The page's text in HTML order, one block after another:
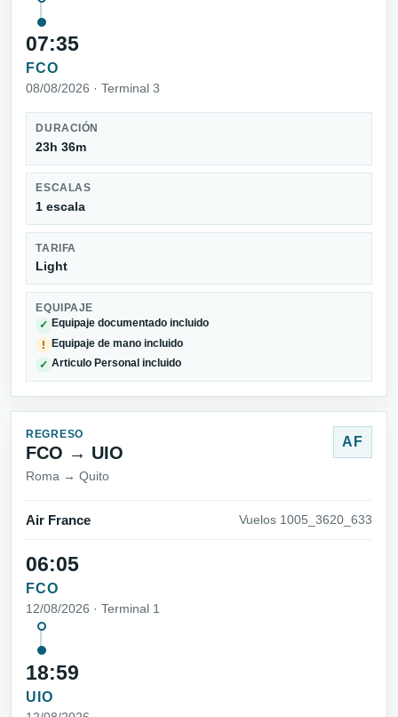
07:35
FCO
08/08/2026 · Terminal 3
DURACIÓN
23h 36m
ESCALAS
1 escala
TARIFA
Light
EQUIPAJE
✓ Equipaje documentado incluido
! Equipaje de mano incluido
✓ Articulo Personal incluido
REGRESO
FCO → UIO
Roma → Quito
AF
Air France Vuelos 1005_3620_633
06:05
FCO
12/08/2026 · Terminal 1
18:59
UIO